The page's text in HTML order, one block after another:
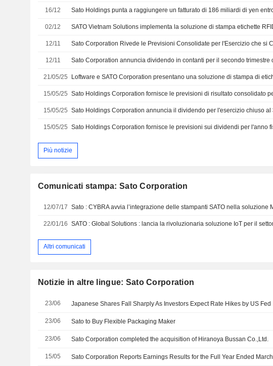
16/12
02/12
12/11
12/11
21/05/25
15/05/25
15/05/25
15/05/25
Più notizie
Comunicati stampa: Sato Corporation
12/07/17
22/01/16
Altri comunicati
Notizie in altre lingue: Sato Corporation
23/06 Japanese Shares Fall Sharply As Investors Expect Rate Hikes by US Fed
23/06 Sato to Buy Flexible Packaging Maker
23/06 Sato Corporation completed the acquisition of Hiranoya Bussan Co.,Ltd.
15/05